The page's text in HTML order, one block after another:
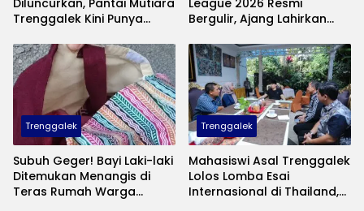
Trenggalek Kini Punya
Andalan
Bergulir, Ajang Lahirkan
Perebutkan Piala Bupati
Trenggalek
Subuh Geger! Bayi Laki-laki
Ditemukan Menangis di
Teras Rumah Warga
Trenggalek
Mahasiswi Asal Trenggalek
Lolos Lomba Esai
Internasional di Thailand,